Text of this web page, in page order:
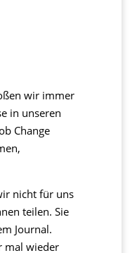
wir immer
in unseren
Change
nicht für uns
teilen. Sie
Journal.
mal wieder